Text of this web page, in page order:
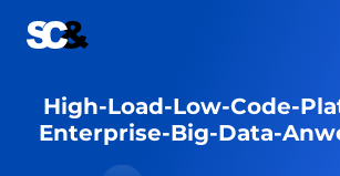
Inhalt
High-Load-Low-Code-
Enterprise-Big-Data-